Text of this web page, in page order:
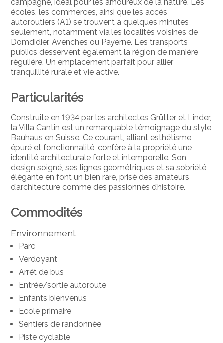
campagne, idéal pour les amoureux de la nature. Les
écoles, les commerces, ainsi que les accès
autoroutiers (A1) se trouvent à quelques minutes
seulement, notamment via les localités voisines de
Domdidier, Avenches ou Payerne. Les transports
publics desservent également la région de manière
régulière. Un emplacement parfait pour allier
tranquillité rurale et vie active.
Particularités
Construite en 1934 par les architectes Grütter et Linder,
la Villa Cantin est un remarquable témoignage du style
Bauhaus en Suisse. Ce courant, alliant esthétisme
épuré et fonctionnalité, confère à la propriété une
identité architecturale forte et intemporelle. Son
design soigné, ses lignes géométriques et sa sobriété
élégante en font un bien rare, prisé des amateurs
d’architecture comme des passionnés d’histoire.
Commodités
Environnement
Parc
Verdoyant
Arrêt de bus
Entrée/sortie autoroute
Enfants bienvenus
Ecole primaire
Sentiers de randonnée
Piste cyclable